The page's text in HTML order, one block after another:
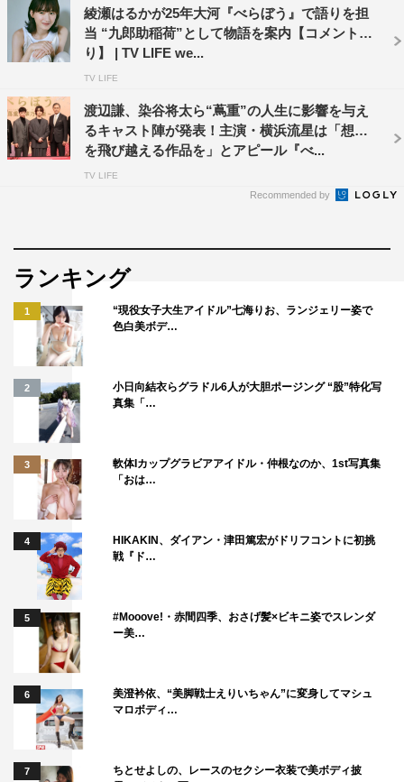
「てやんでえ！べらぼうめ」。
『べらぼう 』 、ぜひ、ご覧ください。
大河ドラマ『べらぼう～蔦重栄華乃夢噺～』
NHK総合ほか
安田顕
綾瀬はるかが25年大河『べらぼう』で語りを担
当 “九郎助稲荷”として物語を案内【コメントあ
り】 | TV LIFE we...
TV LIFE
渡辺謙、染谷将太ら“蔦重”の人生に影響を与え
るキャスト陣が発表！主演・横浜流星は「想像
を飛び越える作品を」とアピール『べ...
TV LIFE
Recommended by
ランキング
1
“現役女子大生アイドル”七海りお、ランジェリー姿で
色白美ボデ…
2
小日向結衣らグラドル6人が大胆ポージング “股”特化写
真集「…
3
軟体Iカップグラビアアイドル・仲根なのか、1st写真集
「おは…
4
HIKAKIN、ダイアン・津田篤宏がドリフコントに初挑
戦『ド…
5
#Mooove!・赤間四季、おさげ髪×ビキニ姿でスレンダ
ー美…
6
美澄衿依、“美脚戦士えりいちゃん”に変身してマシュ
マロボディ…
7
ちとせよしの、レースのセクシー衣装で美ボディ披